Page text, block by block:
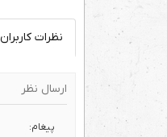
نظرات کاربران
ارسال نظر
پیغام: